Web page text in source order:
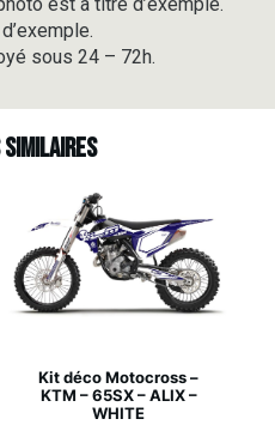
sous 24 – 72h.
Kit déco Motocross –
KTM – 65SX – ALIX –
WHITE